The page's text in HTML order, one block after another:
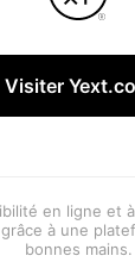
Visiter
en ligne et
à une
bonnes mains.